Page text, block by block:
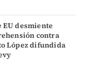
EU desmiente
contra
López difundida